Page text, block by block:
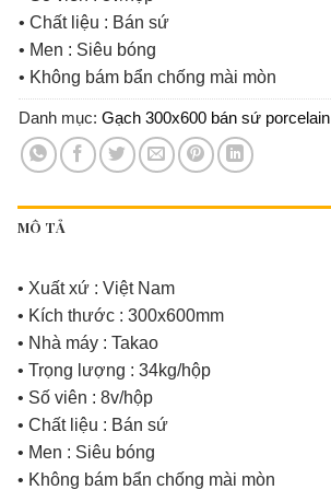
• Chất liệu : Bán sứ
• Men : Siêu bóng
• Không bám bẩn chống mài mòn
Danh mục: Gạch 300x600 bán sứ porcelain
MÔ TẢ
• Xuất xứ : Việt Nam
• Kích thước : 300x600mm
• Nhà máy : Takao
• Trọng lượng : 34kg/hộp
• Số viên : 8v/hộp
• Chất liệu : Bán sứ
• Men : Siêu bóng
• Không bám bẩn chống mài mòn